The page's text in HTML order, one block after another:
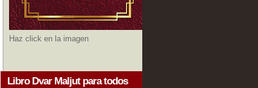
Haz click en la imagen
Libro Dvar Maljut para todos